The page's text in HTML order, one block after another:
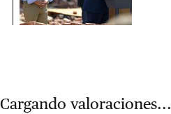
Cargando valoraciones...